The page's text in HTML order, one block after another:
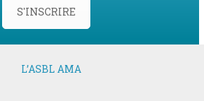
S'INSCRIRE
L’ASBL AMA